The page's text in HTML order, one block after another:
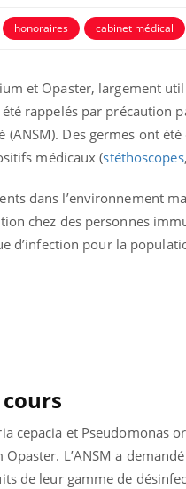
honoraires cabinet médical
et Opaster, largement
rappelés par précaution
Des germes ont
médicaux (stéthoscopes
dans l’environnement
chez des personnes
d’infection pour la
cepacia et Pseudomonas
L’ANSM a
de leur gamme de
Fortes chaleurs :
pourquoi le
Le Viagra
freiner la